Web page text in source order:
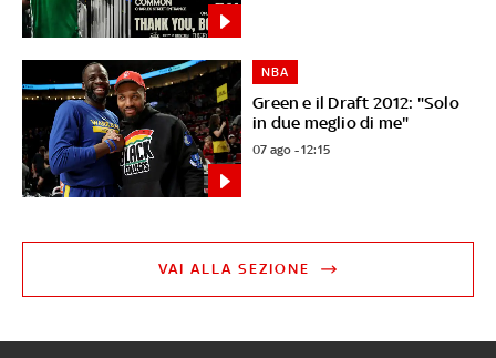
Green e il Draft 2012: "Solo
in due meglio di me"
NBA
07 ago - 12:15
VAI ALLA SEZIONE